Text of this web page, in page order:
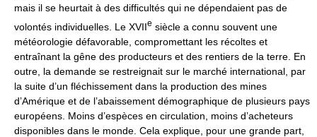
mais il se heurtait à des difficultés qui ne dépendaient pas de
volontés individuelles. Le XVIIe siècle a connu souvent une
météorologie défavorable, compromettant les récoltes et
entraînant la gêne des producteurs et des rentiers de la terre. En
outre, la demande se restreignait sur le marché international, par
la suite d’un fléchissement dans la production des mines
d’Amérique et de l’abaissement démographique de plusieurs pays
européens. Moins d’espèces en circulation, moins d’acheteurs
disponibles dans le monde. Cela explique, pour une grande part,